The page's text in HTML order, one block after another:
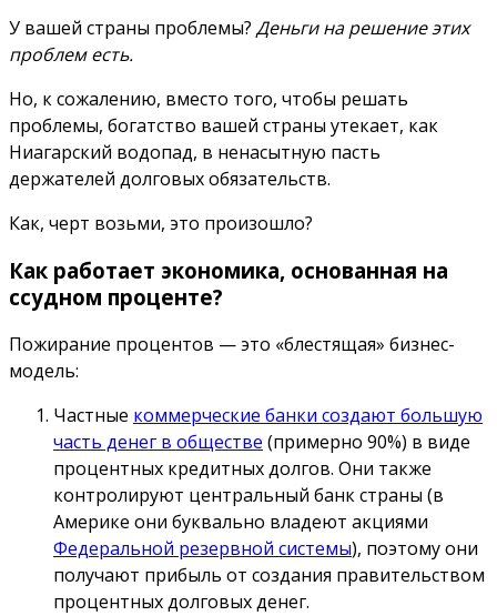
У вашей страны проблемы? Деньги на решение этих
проблем есть.
Но, к сожалению, вместо того, чтобы решать
проблемы, богатство вашей страны утекает, как
Ниагарский водопад, в ненасытную пасть
держателей долговых обязательств.
Как, черт возьми, это произошло?
Как работает экономика, основанная на
ссудном проценте?
Пожирание процентов — это «блестящая» бизнес-
модель:
Частные коммерческие банки создают большую
часть денег в обществе (примерно 90%) в виде
процентных кредитных долгов. Они также
контролируют центральный банк страны (в
Америке они буквально владеют акциями
Федеральной резервной системы), поэтому они
получают прибыль от создания правительством
процентных долговых денег.